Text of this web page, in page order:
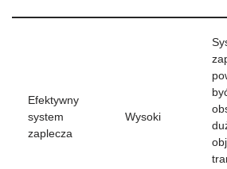
Efektywny
system
zaplecza
Wysoki